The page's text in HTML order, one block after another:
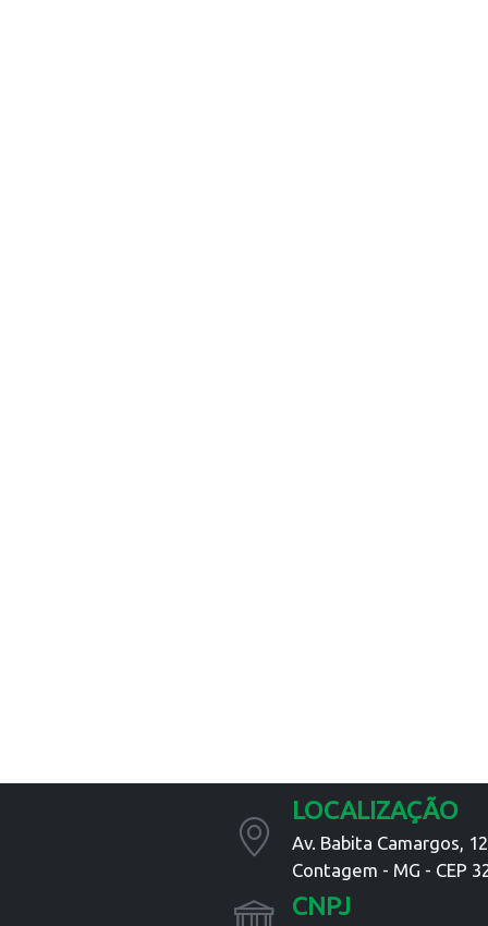
LOCALIZAÇÃO
Av. Babita Camargos,
Contagem - MG - CEP
CNPJ